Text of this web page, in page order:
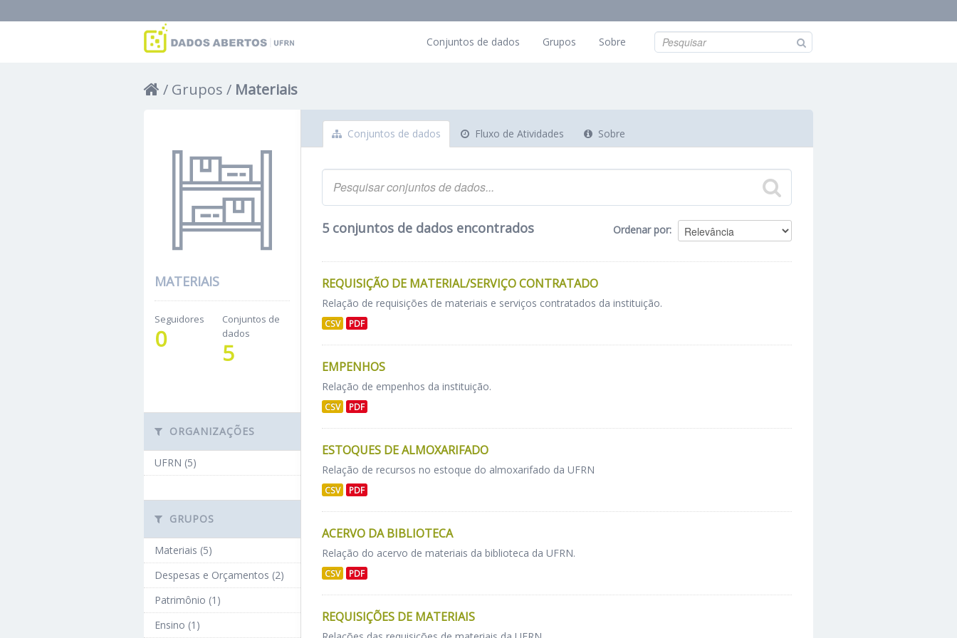
Conjuntos de dados Grupos Sobre
Grupos Materiais
Conjuntos de dados Fluxo de Atividades Sobre
Ordenar por
5 conjuntos de dados encontrados
REQUISIÇÃO DE MATERIAL/SERVIÇO CONTRATADO
Relação de requisições de materiais e serviços contratados da instituição.
CSV PDF
EMPENHOS
Relação de empenhos da instituição.
CSV PDF
ESTOQUES DE ALMOXARIFADO
Relação de recursos no estoque do almoxarifado da UFRN
CSV PDF
ACERVO DA BIBLIOTECA
Relação do acervo de materiais da biblioteca da UFRN.
CSV PDF
REQUISIÇÕES DE MATERIAIS
MATERIAIS
Seguidores
0
Conjuntos de
dados
5
ORGANIZAÇÕES
UFRN (5)
GRUPOS
Materiais (5)
Despesas e Orçamentos (2)
Patrimônio (1)
Ensino (1)